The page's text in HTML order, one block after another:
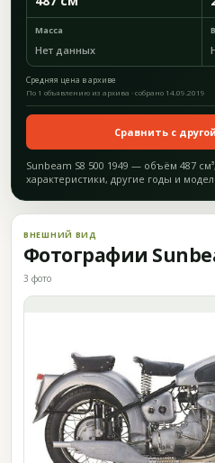
Масса
Нет данных
Средняя цена в архиве
По 1 объявлению из архива · собрано 14.09.2019
Сравнить с
Sunbeam S8 500 1949 — объём 487
характеристики, другие годы и
ВНЕШНИЙ ВИД
Фотографии
3 фото